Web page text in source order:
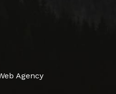
Agency